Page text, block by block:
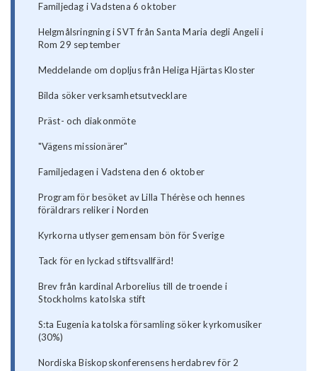
Familjedag i Vadstena 6 oktober
Helgmålsringning i SVT från Santa Maria degli Angeli i
Rom 29 september
Meddelande om dopljus från Heliga Hjärtas Kloster
Bilda söker verksamhetsutvecklare
Präst- och diakonmöte
"Vägens missionärer"
Familjedagen i Vadstena den 6 oktober
Program för besöket av Lilla Thérèse och hennes
föräldrars reliker i Norden
Kyrkorna utlyser gemensam bön för Sverige
Tack för en lyckad stiftsvallfärd!
Brev från kardinal Arborelius till de troende i
Stockholms katolska stift
S:ta Eugenia katolska församling söker kyrkomusiker
(30%)
Nordiska Biskopskonferensens herdabrev för 2